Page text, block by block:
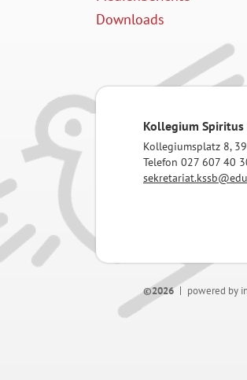
Downloads
Kollegium Spiritus
Kollegiumsplatz 8,
Telefon 027 607 40
©2026 powered by